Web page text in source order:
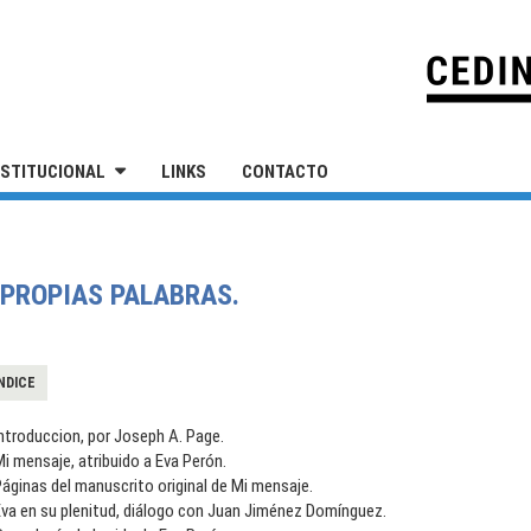
LINKS CONTACTO
PALABRAS.
por Joseph A. Page.
mensaje, atribuido a Eva Perón.
del manuscrito original de Mi mensaje.
en su plenitud, diálogo con Juan Jiménez Domínguez.